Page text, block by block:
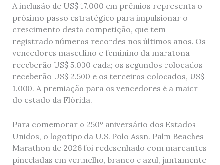
A inclusão de US$ 17.000 em prêmios representa o
próximo passo estratégico para impulsionar o
crescimento desta competição, que tem
registrado números recordes nos últimos anos. Os
vencedores masculino e feminino da maratona
receberão US$ 5.000 cada; os segundos colocados
receberão US$ 2.500 e os terceiros colocados, US$
1.000. A premiação para os vencedores é a maior
do estado da Flórida.
Para comemorar o 250º aniversário dos Estados
Unidos, o logotipo da U.S. Polo Assn. Palm Beaches
Marathon de 2026 foi redesenhado com marcantes
pinceladas em vermelho, branco e azul, juntamente